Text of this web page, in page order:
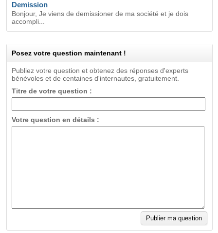
Demission
Bonjour, Je viens de demissioner de ma société et je dois
accompli...
Posez votre question maintenant !
Publiez votre question et obtenez des réponses d'experts
bénévoles et de centaines d'internautes, gratuitement.
Titre de votre question :
Votre question en détails :